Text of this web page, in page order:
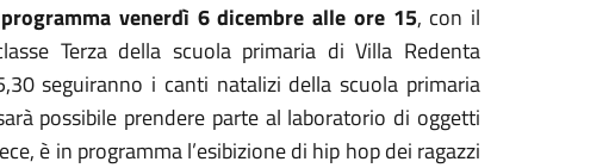
venerdì 6 dicembre alle ore 15, con il
Terza della scuola primaria di Villa Redenta
seguiranno i canti natalizi della scuola primaria
possibile prendere parte al laboratorio di oggetti
è in programma l’esibizione di hip hop dei ragazzi